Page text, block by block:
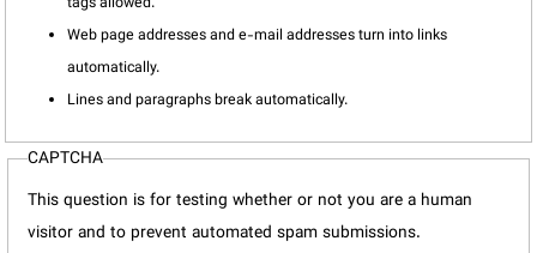
Web page addresses and e-mail addresses turn into links
automatically.
Lines and paragraphs break automatically.
CAPTCHA
This question is for testing whether or not you are a human
visitor and to prevent automated spam submissions.